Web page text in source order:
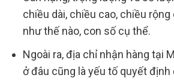
chiều dài, chiều cao, chiều
như thế nào, con số cụ thể.
Ngoài ra, địa chỉ nhận hàng tại
ở đâu cũng là yếu tố quyết